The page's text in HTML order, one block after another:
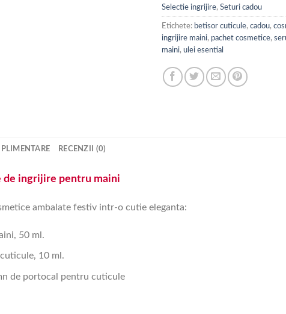
Selectie ingrijire, Seturi cadou
Etichete: betisor cuticule, cadou,
ingrijire maini, pachet cosmetice,
maini, ulei esential
RECENZII (0)
de ingrijire pentru maini
ambalate festiv intr-o cutie eleganta:
50 ml.
10 ml.
de portocal pentru cuticule